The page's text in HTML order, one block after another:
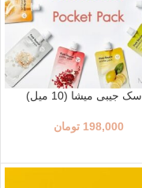
جیبی میشا (10 میل)
198,000 تومان